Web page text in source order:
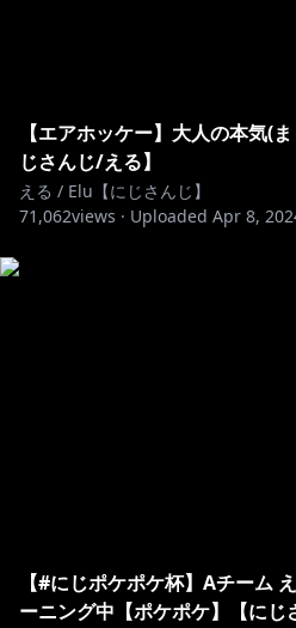
【エアホッケー】大人の本気(
じさんじ/える】
える / Elu【にじさんじ】
71,062views · Uploaded Apr 8,
【#にじポケポケ杯】Aチーム
ーニング中【ポケポケ】【にじ